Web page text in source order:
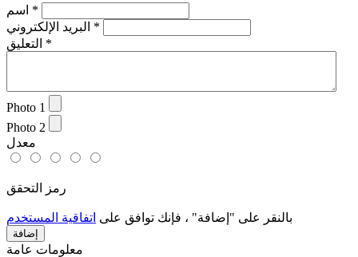
*
*
*
Photo 1
Photo 2
معدل
رمز التحقق
بالنقر على "إضافة" ، فإنك توافق على اتفاقية المستخدم
معلومات عامة